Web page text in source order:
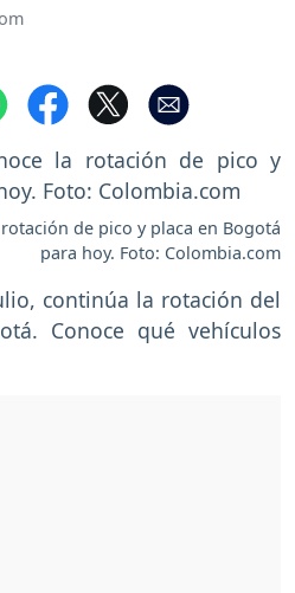
de pico y placa en Bogotá
para hoy. Foto: Colombia.com
continúa la rotación del
Conoce qué vehículos